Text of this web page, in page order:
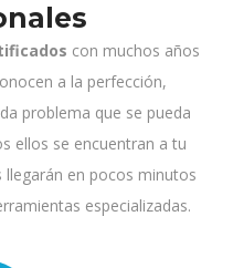
con muchos años
a la perfección,
problema que se pueda
ellos se encuentran a tu
en pocos minutos
especializadas.